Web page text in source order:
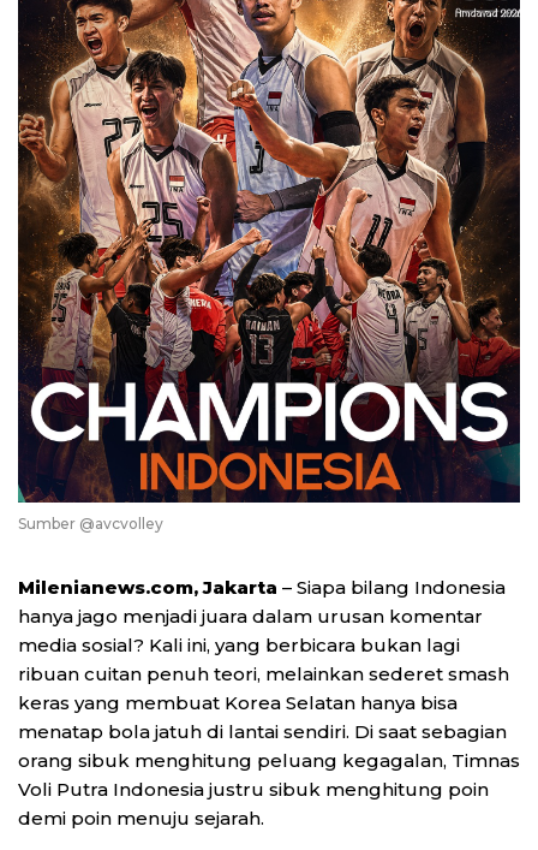
Sumber @avcvolley
Milenianews.com, Jakarta – Siapa bilang Indonesia
hanya jago menjadi juara dalam urusan komentar
media sosial? Kali ini, yang berbicara bukan lagi
ribuan cuitan penuh teori, melainkan sederet smash
keras yang membuat Korea Selatan hanya bisa
menatap bola jatuh di lantai sendiri. Di saat sebagian
orang sibuk menghitung peluang kegagalan, Timnas
Voli Putra Indonesia justru sibuk menghitung poin
demi poin menuju sejarah.